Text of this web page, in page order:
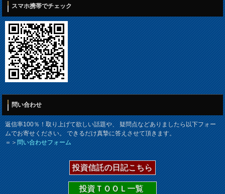
スマホ携帯でチェック
問い合わせ
返信率100％！取り上げて欲しい話題や、 疑問点などありましたら以下フォー
ムでお寄せください。 できるだけ真摯に答えさせて頂きます。
＝＞問い合わせフォーム
投資信託の日記こちら
投資ＴＯＯＬ一覧